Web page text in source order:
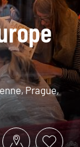
Prague,